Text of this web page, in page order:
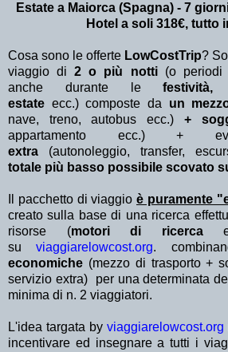
Estate a Maiorca (Spagna) - 7
Hotel a soli 318€, tutto
Cosa sono le offerte LowCostTrip?
viaggio di2 o più notti (o periodi
anche durante le
estate ecc.) composte da un
nave, treno, autobus ecc.) +
appartamento ecc.) +
extra (autonoleggio, transfer,
totale più basso possibile scovato
Il pacchetto di viaggio è puramente
creato sulla base di una ricerca
risorse (motori di ricerca
suviaggiarelowcost.org.
economiche (mezzo di trasporto +
servizio extra)
per una determinata
minima di n. 2 viaggiatori.
L'idea targata by viaggiarelowcost.org
incentivare ed insegnare a tutti i